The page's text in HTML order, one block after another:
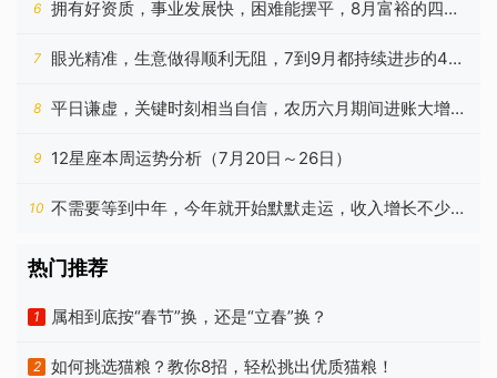
6
拥有好资质，事业发展快，困难能摆平，8月富裕的四种
生肖
7
眼光精准，生意做得顺利无阻，7到9月都持续进步的4个
8
平日谦虚，关键时刻相当自信，农历六月期间进账大增的
9 12星座本周运势分析（7月20日～26日）
10 不需要等到中年，今年就开始默默走运，收入增长不少的
热门推荐
1 属相到底按“春节”换，还是“立春”换？
2 如何挑选猫粮？教你8招，轻松挑出优质猫粮！